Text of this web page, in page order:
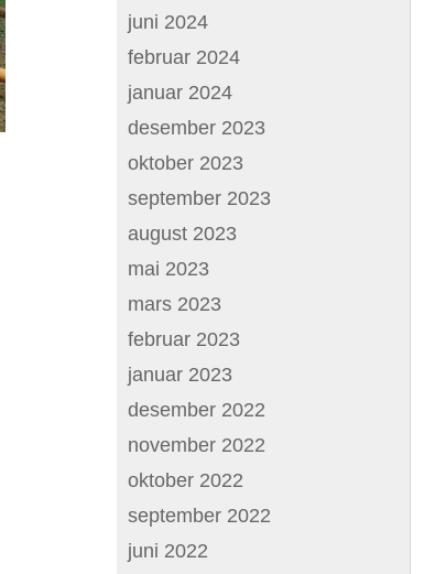
juni 2024
februar 2024
januar 2024
desember 2023
oktober 2023
september 2023
august 2023
mai 2023
mars 2023
februar 2023
januar 2023
desember 2022
november 2022
oktober 2022
september 2022
juni 2022